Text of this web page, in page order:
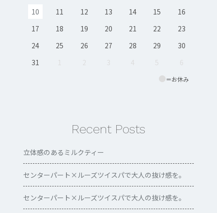
＝お休み
10
11 12 13 14 15
16
17
18 19 20 21 22
23
24
25 26 27 28 29
30
31
1 2 3 4 5 6
Recent Posts
立体感のあるミルクティー
センターパート×ルーズツイスパで大人の抜け感を。
センターパート×ルーズツイスパで大人の抜け感を。